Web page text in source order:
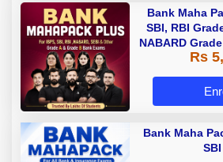
Bank Maha
SBI, RBI
NABARD
A & Rs
Bank Maha